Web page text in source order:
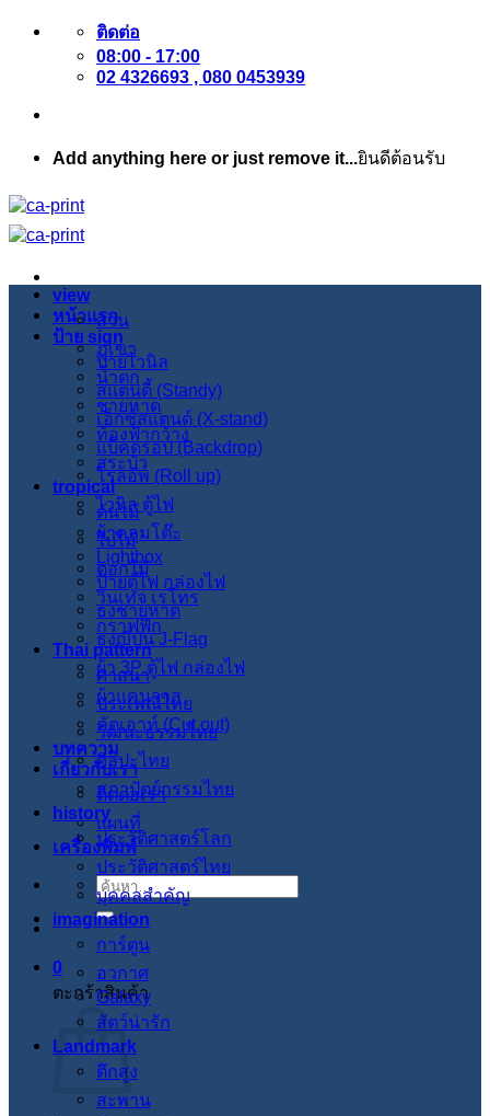
ข้าม
เนื้อหา
ติดต่อ
08:00 - 17:00
02 4326693 , 080 0453939
Add anything here or just remove it...ยินดีต้อนรับ
หน้าแรก
ป้าย sign
ป้ายไวนิล
สแตนดี้ (Standy)
เอ็กซ์สแตนด์ (X-stand)
แบ็คดรอป (Backdrop)
โรลอัพ (Roll up)
ไวนิล ตู้ไฟ
ผ้าคลุมโต๊ะ
Lightbox
ป้ายตู้ไฟ กล่องไฟ
ธงชายหาด
ธงญี่ปุ่น J-Flag
ผ้า 3P ตู้ไฟ กล่องไฟ
ผ้าแคนวาส
คัตเอาท์ (Cut out)
บทความ
เกี่ยวกับเรา
ติดต่อเรา
แผนที่
เครื่องพิมพ์
ค้นหา:
0
ตะกร้าสินค้า
view
สวน
ภูเขา
น้ำตก
ชายหาด
ท้องฟ้ากว้าง
สระบัว
tropical
ต้นไม้
ใบไม้
ดอกไม้
วินเทจ เรโทร
กราฟฟิก
Thai pattern
ศาสนา
ประเพณีไทย
วัฒนะธรรมไทย
ศิลปะไทย
สภาปัตย์กรรมไทย
history
ประวัติศาสตร์โลก
ประวัติศาสตร์ไทย
บุคคลสำคัญ
imagination
การ์ตูน
อวกาศ
Galaxy
สัตว์น่ารัก
Landmark
ตึกสูง
สะพาน